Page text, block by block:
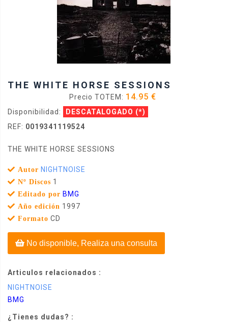
THE WHITE HORSE SESSIONS
Precio TOTEM: 14.95 €
Disponibilidad: DESCATALOGADO (*)
REF: 0019341119524
THE WHITE HORSE SESSIONS
Autor NIGHTNOISE
Nº Discos 1
Editado por BMG
Año edición 1997
Formato CD
No disponible, Realiza una consulta
Articulos relacionados :
NIGHTNOISE
BMG
¿Tienes dudas? :